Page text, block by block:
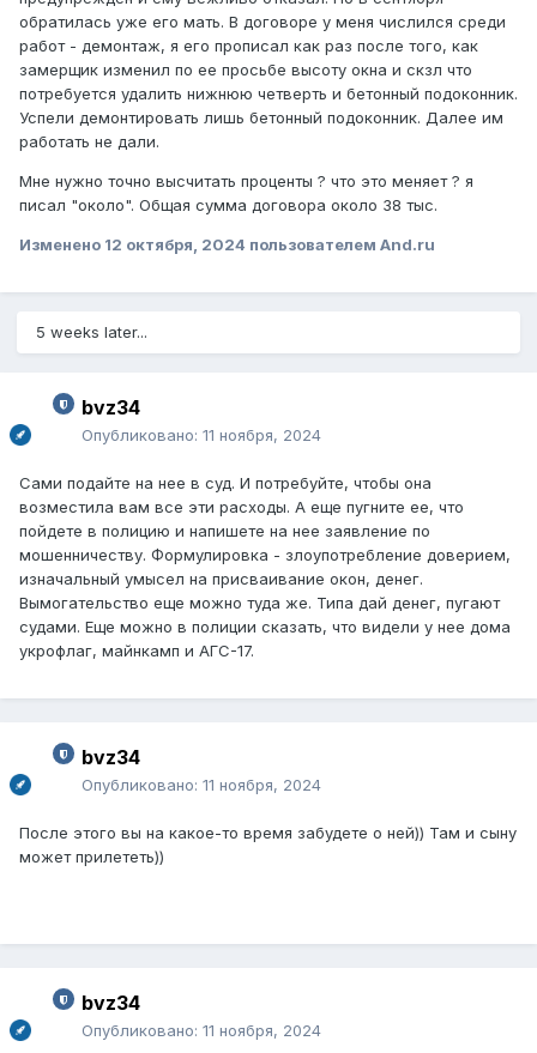
обратилась уже его мать. В договоре у меня числился среди
работ - демонтаж, я его прописал как раз после того, как
замерщик изменил по ее просьбе высоту окна и скзл что
потребуется удалить нижнюю четверть и бетонный подоконник.
Успели демонтировать лишь бетонный подоконник. Далее им
работать не дали.
Мне нужно точно высчитать проценты ? что это меняет ? я
писал "около". Общая сумма договора около 38 тыс.
Изменено 12 октября, 2024 пользователем And.ru
5 weeks later...
bvz34
Опубликовано: 11 ноября, 2024
Сами подайте на нее в суд. И потребуйте, чтобы она
возместила вам все эти расходы. А еще пугните ее, что
пойдете в полицию и напишете на нее заявление по
мошенничеству. Формулировка - злоупотребление доверием,
изначальный умысел на присваивание окон, денег.
Вымогательство еще можно туда же. Типа дай денег, пугают
судами. Еще можно в полиции сказать, что видели у нее дома
укрофлаг, майнкамп и АГС-17.
bvz34
Опубликовано: 11 ноября, 2024
После этого вы на какое-то время забудете о ней)) Там и сыну
может прилететь))
bvz34
Опубликовано: 11 ноября, 2024